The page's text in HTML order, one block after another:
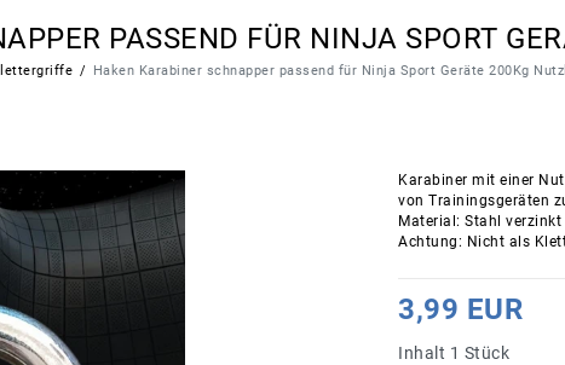
PASSEND FÜR NINJA SPORT
Haken Karabiner schnapper passend für Ninja Sport Geräte 200Kg
Karabiner mit einer
von Trainingsgeräten
Material: Stahl
Achtung: Nicht als
3,99 EUR
Inhalt 1 Stück